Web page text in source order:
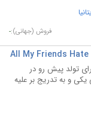
فروش (جهانی):-
تولد پیش رو در
و به تدریج بر علیه